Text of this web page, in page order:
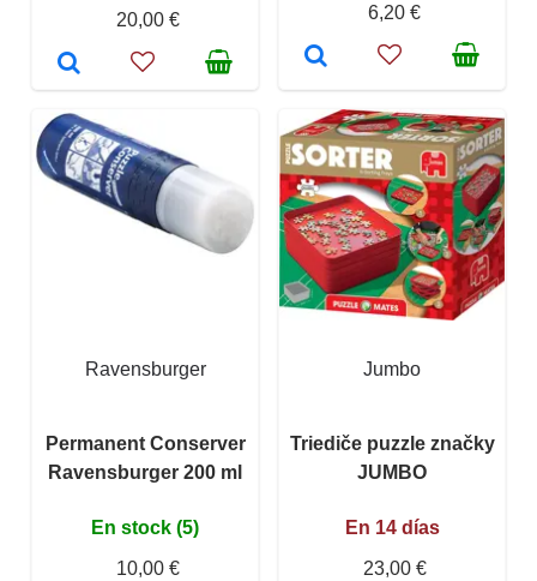
20,00 €
6,20 €
Ravensburger
Permanent Conserver
Ravensburger 200 ml
En stock (5)
10,00 €
Jumbo
Triediče puzzle značky
JUMBO
En 14 días
23,00 €